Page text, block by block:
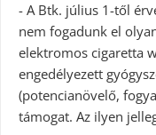
- A Btk. július 1-től
nem fogadunk el
elektromos cigaretta
engedélyezett
(potencianövelő,
támogat. Az ilyen